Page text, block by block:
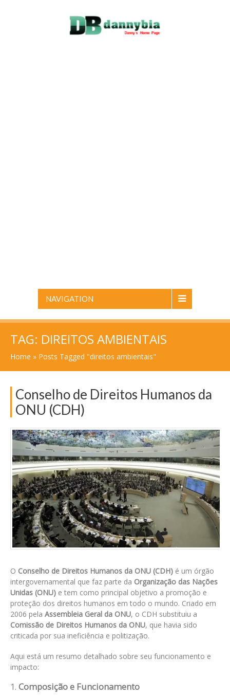
NAVIGATION
TAG: DIREITOS AMBIENTAIS
Home » Posts Tagged "direitos ambientais"
Conselho de Direitos Humanos da
ONU (CDH)
O Conselho de Direitos Humanos da ONU (CDH) é um órgão
intergovernamental que faz parte da Organização das Nações
Unidas (ONU) e tem como principal objetivo a promoção e
proteção dos direitos humanos em todo o mundo. Criado em
2006 pela Assembleia Geral da ONU, o CDH substituiu a
Comissão de Direitos Humanos da ONU, que havia sido
criticada por sua ineficiência e politização.
Aqui está um resumo detalhado sobre seu funcionamento e
impacto:
1. Composição e Funcionamento